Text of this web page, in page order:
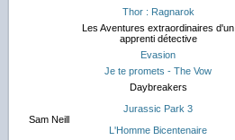
Sam Neill
Thor : Ragnarok
Les Aventures extraordinaires d'un
apprenti détective
Evasion
Je te promets - The Vow
Daybreakers
Jurassic Park 3
L'Homme Bicentenaire